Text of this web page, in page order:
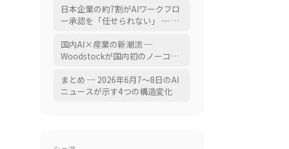
加で社会インフラ保護へ、日本
大手のMythosアクセス競争が激
日本企業の約7割がAIワークフロ
ー承認を「任せられない」 ─ 製
番移行できない「死の谷」に直
面
国内AI×産業の新潮流 ─
Woodstockが国内初のノーコー
HIBANA ROBOTICS設立、第一
電材がCREATANT投資、
まとめ ─ 2026年6月7〜8日のAI
ニュースが示す4つの構造変化